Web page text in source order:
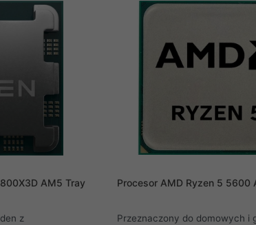
AM5 Tray
z
Procesor AMD Ryzen 5 5600
Przeznaczony do domowych i